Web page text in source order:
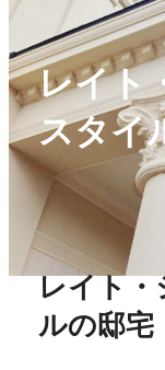
レイト
スタイ
レイト・
ルの邸宅